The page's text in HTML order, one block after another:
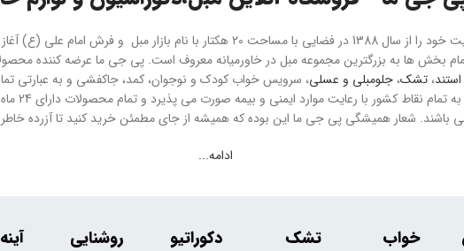
هلدینگ پی جی ما فعالیت خود را از سال 1388 در فضایی با مساحت 20 هکتار با نام بازار
، تشک، جلومبلی و عسلی، سرویس خواب کودک و نوجوان، کمد، جاکفشی و به عبارتی
می باشد.
باشند. شعار همیشگی پی جی ما این بوده که همیشه از جای مطمئن خرید کنید تا آزرده
ادامه...
روشنایی دکوراتیو تشک خواب